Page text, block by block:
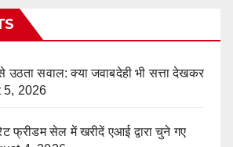
सवाल: क्या जवाबदेही भी सत्ता देखकर
5, 2026
फ्रीडम सेल में खरीदें एआई द्वारा चुने गए